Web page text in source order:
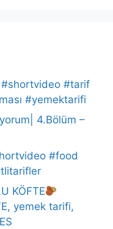
#tarif
#yemektarifi
4.Bölüm –
#food
KÖFTE
yemek tarifi,